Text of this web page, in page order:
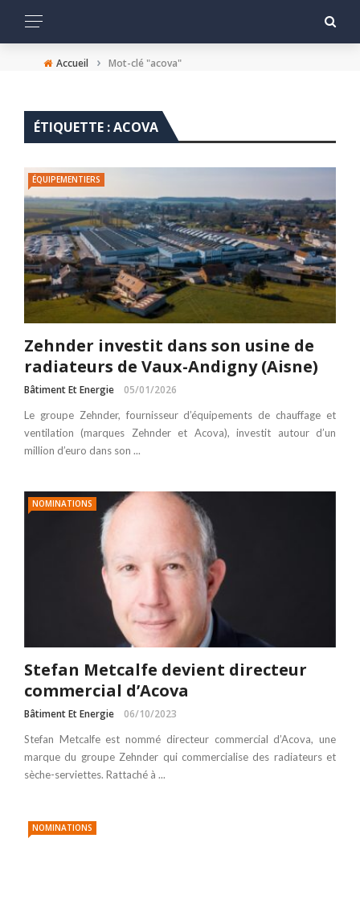
Accueil › Mot-clé "acova"
ÉTIQUETTE :ACOVA
ÉQUIPEMENTIERS
Zehnder investit dans son usine de
radiateurs de Vaux-Andigny (Aisne)
Bâtiment Et Energie 05/01/2026
Le groupe Zehnder, fournisseur d’équipements de chauffage et
ventilation (marques Zehnder et Acova), investit autour d’un
million d’euro dans son ...
NOMINATIONS
Stefan Metcalfe devient directeur
commercial d’Acova
Bâtiment Et Energie 06/10/2023
Stefan Metcalfe est nommé directeur commercial d’Acova, une
marque du groupe Zehnder qui commercialise des radiateurs et
sèche-serviettes. Rattaché à ...
NOMINATIONS